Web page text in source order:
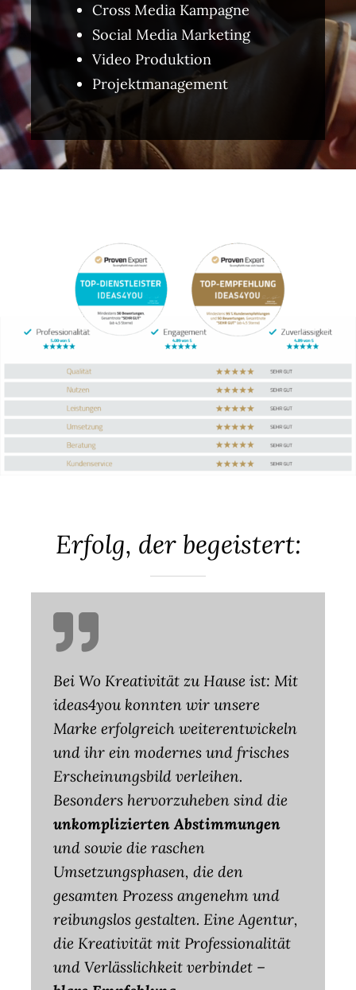
Cross Media Kampagne
Social Media Marketing
Video Produktion
Projektmanagement
Erfolg, der begeistert:
Bei Wo Kreativität zu Hause ist: Mit
ideas4you konnten wir unsere
Marke erfolgreich weiterentwickeln
und ihr ein modernes und frisches
Erscheinungsbild verleihen.
Besonders hervorzuheben sind die
unkomplizierten Abstimmungen
und sowie die raschen
Umsetzungsphasen, die den
gesamten Prozess angenehm und
reibungslos gestalten. Eine Agentur,
die Kreativität mit Professionalität
und Verlässlichkeit verbindet –